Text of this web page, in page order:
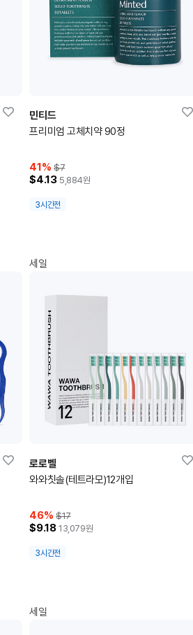
민티드
프리미엄 고체치약 90정
41% $7
$4.13 5,884원
3시간전
세일
로로벨
와와칫솔(테트라모)12개입
46% $17
$9.18 13,079원
3시간전
세일